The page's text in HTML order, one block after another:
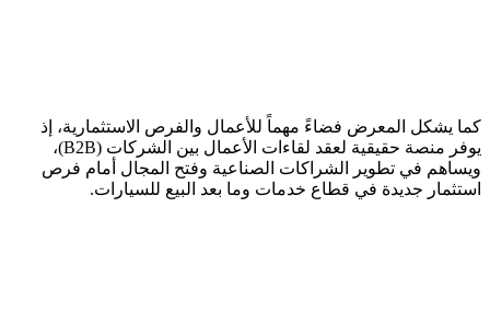
كما يشكل المعرض فضاءً مهماً للأعمال والفرص الاستثمارية، إذ
يوفر منصة حقيقية لعقد لقاءات الأعمال بين الشركات (B2B)،
ويساهم في تطوير الشراكات الصناعية وفتح المجال أمام فرص
استثمار جديدة في قطاع خدمات وما بعد البيع للسيارات.